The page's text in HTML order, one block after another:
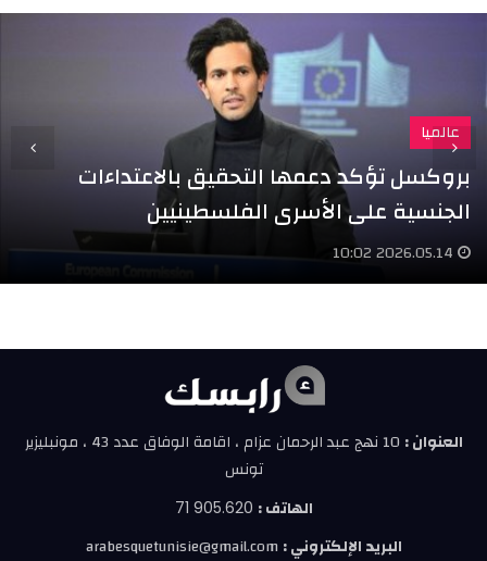
عالميا
بروكسل تؤكد دعمها التحقيق بالاعتداءات
الجنسية على الأسرى الفلسطينيين
العنوان :
10 نهج عبد الرحمان عزام ، اقامة الوفاق عدد 43 ، مونبليزير
تونس
الهاتف : 71 905.620
البريد الإلكتروني : arabesquetunisie@gmail.com